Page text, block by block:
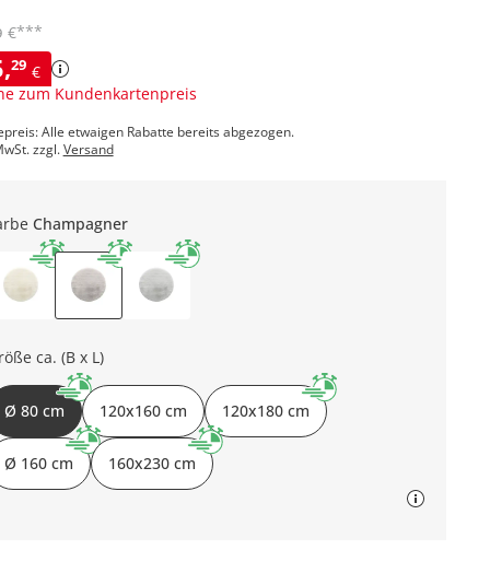
,29 €
zum Kundenkartenpreis
€***
Alle etwaigen Rabatte bereits abgezogen.
zzgl.Versand
Champagner
ca. (B x L)
Ø 80 cm 120x160 cm 120x180 cm
Ø 160 cm 160x230 cm